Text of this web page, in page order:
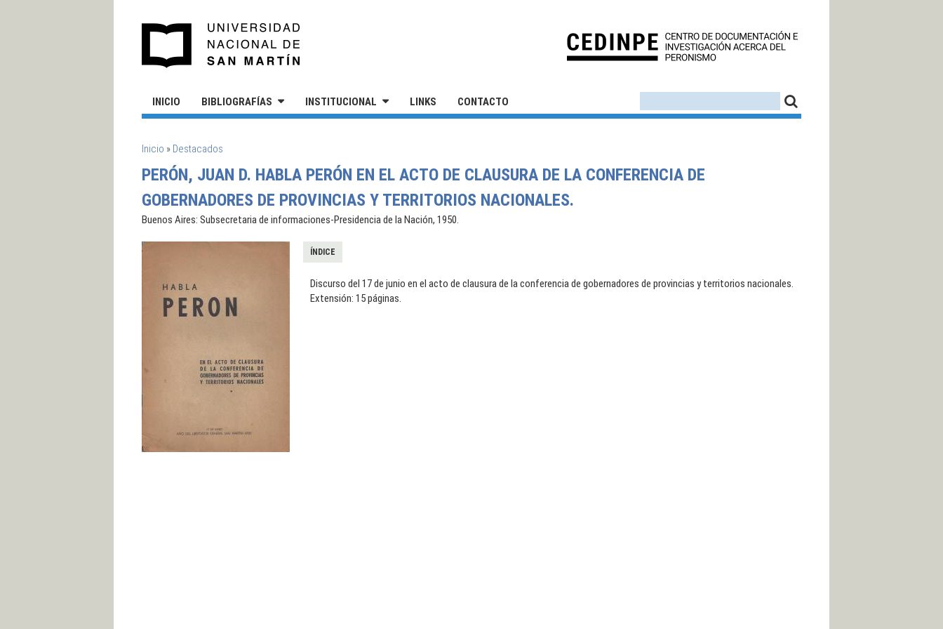
INICIO BIBLIOGRAFÍAS INSTITUCIONAL LINKS CONTACTO
SE ENCUENTRA USTED AQUÍ
Inicio » Destacados
PERÓN, JUAN D. HABLA PERÓN EN EL ACTO DE CLAUSURA DE LA CONFERENCIA DE
GOBERNADORES DE PROVINCIAS Y TERRITORIOS NACIONALES.
Buenos Aires: Subsecretaria de informaciones-Presidencia de la Nación, 1950.
ÍNDICE
Discurso del 17 de junio en el acto de clausura de la conferencia de gobernadores de provincias y territorios nacionales.
Extensión: 15 páginas.